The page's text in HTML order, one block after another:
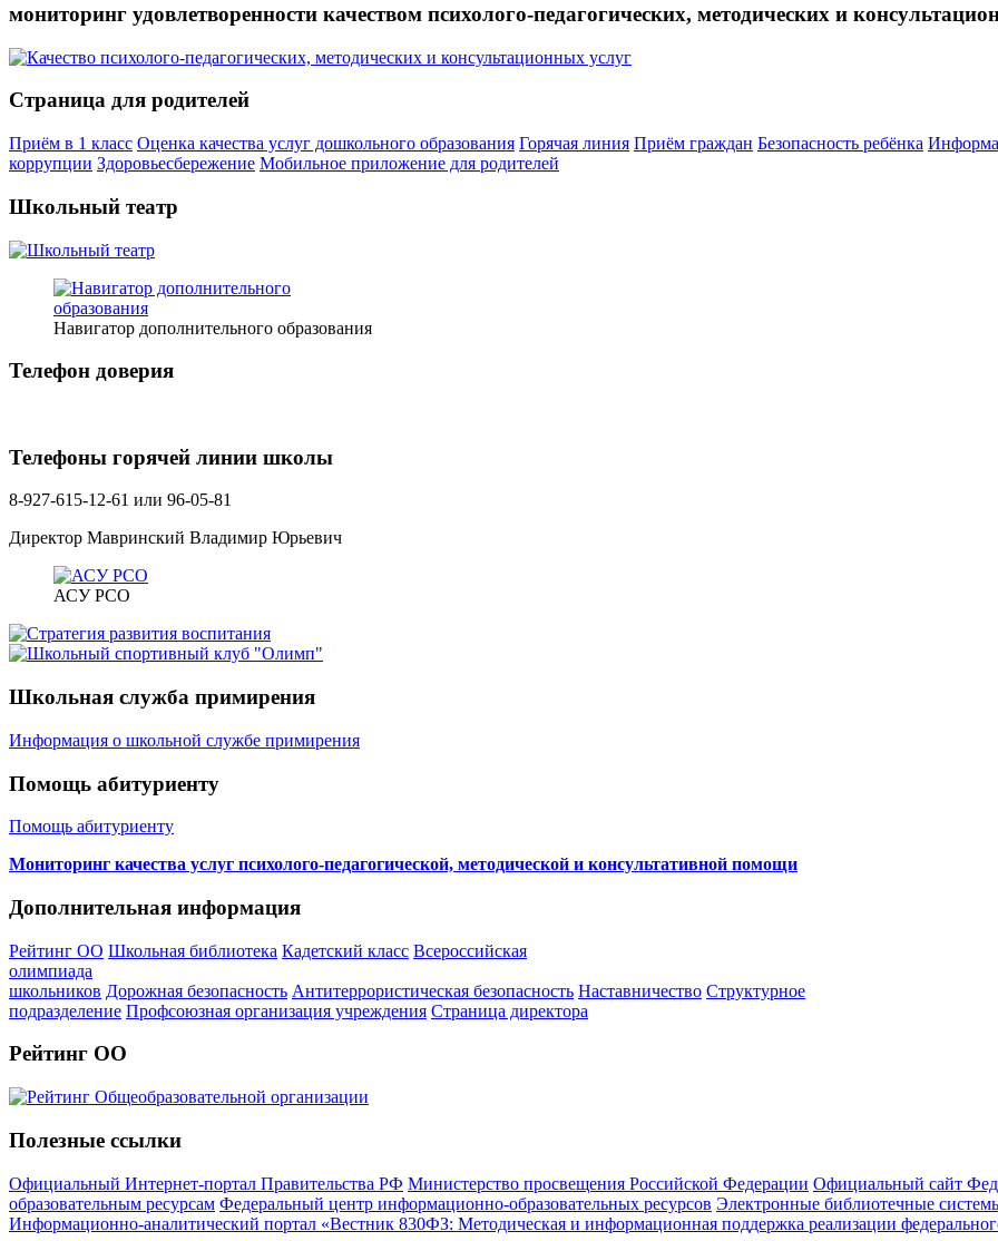
мониторинг удовлетворенности качеством психолого-педагогических, методических и
Страница для родителей
Приём в 1 класс Оценка качества услуг дошкольного образования Горячая линия Приём граждан Безопасность ребёнка
коррупции Здоровьесбережение Мобильное приложение для родителей
Школьный театр
Навигатор дополнительного образования
Телефон доверия
Телефоны горячей линии школы
8-927-615-12-61 или 96-05-81
Директор Мавринский Владимир Юрьевич
АСУ РСО
Школьная служба примирения
Информация о школьной службе примирения
Помощь абитуриенту
Помощь абитуриенту
Мониторинг качества услуг психолого-педагогической, методической и консультативной помощи
Дополнительная информация
Рейтинг ОО Школьная библиотека Кадетский класс Всероссийская
олимпиада
школьников Дорожная безопасность Антитеррористическая безопасность Наставничество Структурное
подразделение Профсоюзная организация учреждения Страница директора
Рейтинг ОО
Полезные ссылки
Официальный Интернет-портал Правительства РФ Министерство просвещения Российской Федерации Официальный сайт
образовательным ресурсам Федеральный центр информационно-образовательных ресурсов Электронные библиотечные
Информационно-аналитический портал «Вестник 830ФЗ: Методическая и информационная поддержка реализации